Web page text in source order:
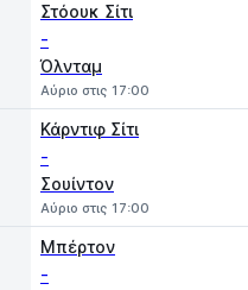
Στόουκ Σίτι
-
Όλνταμ
Αύριο στις 17:00
Κάρντιφ Σίτι
-
Σουίντον
Αύριο στις 17:00
Μπέρτον
-